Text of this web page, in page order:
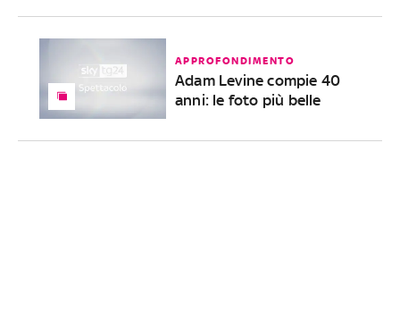
APPROFONDIMENTO
Adam Levine compie 40
anni: le foto più belle